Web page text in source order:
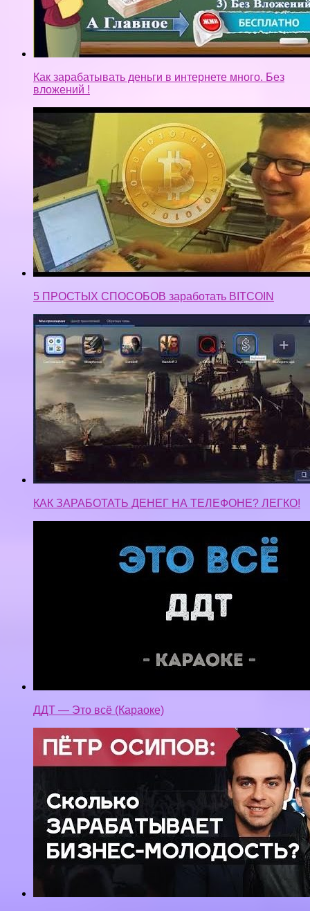
Как зарабатывать деньги в интернете много. Без
вложений !
5 ПРОСТЫХ СПОСОБОВ заработать BITCOIN
КАК ЗАРАБОТАТЬ ДЕНЕГ НА ТЕЛЕФОНЕ? ЛЕГКО!
ДДТ — Это всё (Караоке)